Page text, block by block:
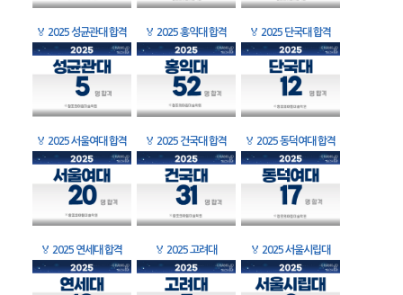
🏅 2025 성균관대 합격 🏅 2025 홍익대 합격 🏅 2025 단국대 합격
🏅 2025 서울여대 합격 🏅 2025 건국대 합격 🏅 2025 동덕여대 합격
🏅 2025 연세대 합격 🏅 2025 고려대 🏅 2025 서울시립대